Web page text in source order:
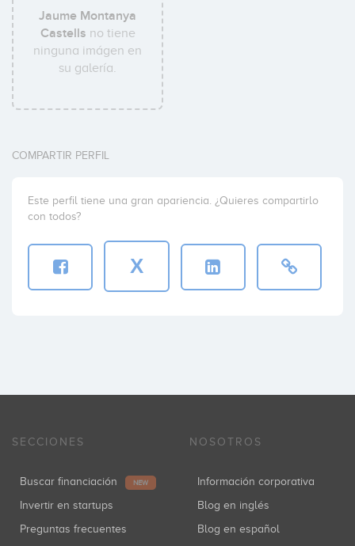
Jaume Montanya
Castells no tiene
ninguna imágen en
su galería.
COMPARTIR PERFIL
Este perfil tiene una gran apariencia. ¿Quieres compartirlo
con todos?
X
SECCIONES
Buscar financiación NEW
Invertir en startups
Preguntas frecuentes
NOSOTROS
Información corporativa
Blog en inglés
Blog en español